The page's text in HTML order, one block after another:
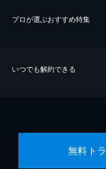
プロが選ぶおすすめ特集
いつでも解約できる
無料ト